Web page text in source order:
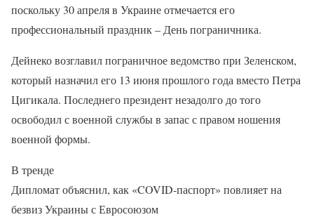
поскольку 30 апреля в Украине отмечается его
профессиональный праздник – День пограничника.
Дейнеко возглавил пограничное ведомство при Зеленском,
который назначил его 13 июня прошлого года вместо Петра
Цигикала. Последнего президент незадолго до того
освободил с военной службы в запас с правом ношения
военной формы.
В тренде
Дипломат объяснил, как «COVID-паспорт» повлияет на
безвиз Украины с Евросоюзом